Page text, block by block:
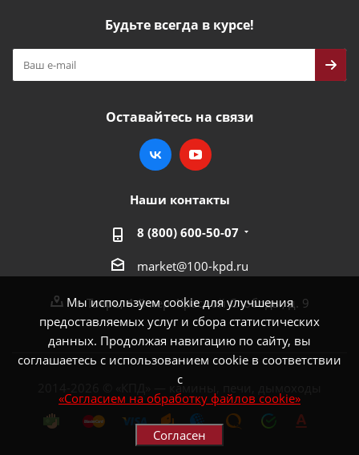
Мы используем cookie для улучшения
предоставляемых услуг и сбора статистических
данных. Продолжая навигацию по сайту, вы
соглашаетесь с использованием cookie в соответствии
с
«Согласием на обработку файлов cookie»
Согласен
Будьте всегда в курсе!
Оставайтесь на связи
Наши контакты
8 (800) 600-50-07
market@100-kpd.ru
г. Тверь, 4-й пер. Красной Слободы, д. 9
2014-2026 © «КПД» — камины, печи, дымоходы